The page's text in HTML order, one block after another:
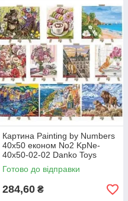
Картина Painting by Numbers
40x50 економ No2 KpNe-
40х50-02-02 Danko Toys
Готово до відправки
284,60 ₴